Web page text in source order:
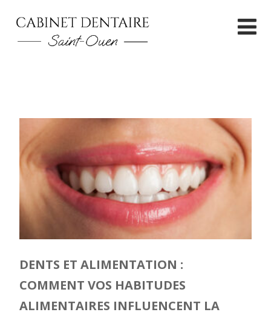
DENTS ET ALIMENTATION :
COMMENT VOS HABITUDES
ALIMENTAIRES INFLUENCENT LA